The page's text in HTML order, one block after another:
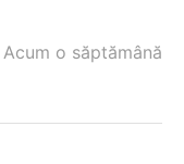
Acum o săptămână